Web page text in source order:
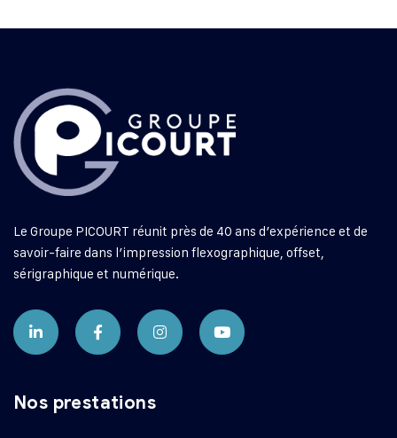
Le Groupe PICOURT réunit près de 40 ans d’expérience et de
savoir-faire dans l’impression flexographique, offset,
sérigraphique et numérique.
Nos prestations